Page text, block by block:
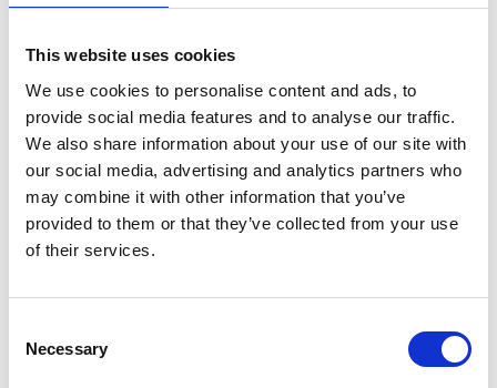
This website uses cookies
We use cookies to personalise content and ads, to
provide social media features and to analyse our traffic.
We also share information about your use of our site with
our social media, advertising and analytics partners who
may combine it with other information that you’ve
provided to them or that they’ve collected from your use
of their services.
Selection
Necessary
Description
L'échafaudage roulant ASC AGS (Advantaged Guardrail
System)
répond à la nouvelle norme. Depuis le 1er janvier 2018,
il est obligatoire de toujours disposer d'une main courante
Les plates-formes sont disponibles avec un tablier en